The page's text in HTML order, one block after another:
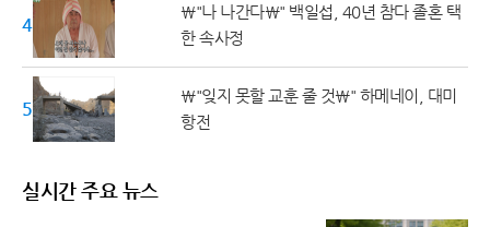
40대
\"나 나간다\" 백일섭, 40년 참다 졸혼 택
한 속사정
50대 ↑
\"잊지 못할 교훈 줄 것\" 하메네이, 대미
항전
실시간 주요 뉴스